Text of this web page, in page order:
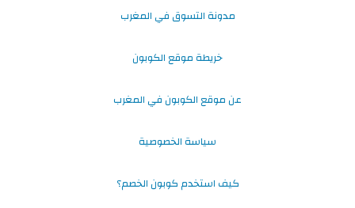
مدونة التسوق في المغرب
خريطة موقع الكوبون
عن موقع الكوبون في المغرب
سياسة الخصوصية
كيف استخدم كوبون الخصم؟